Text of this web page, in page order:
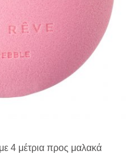
4 μέτρια προς μαλακά